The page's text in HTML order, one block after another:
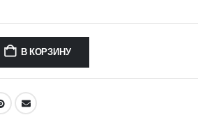
В КОРЗИНУ